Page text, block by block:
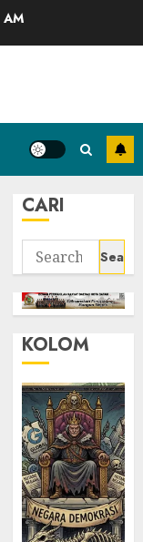
CARI
Search
for:
KOLOM